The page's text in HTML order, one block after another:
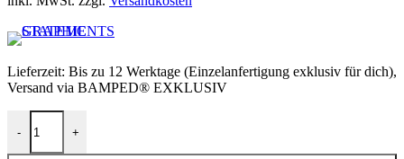
Lieferzeit: Bis zu 12 Werktage (Einzelanfertigung exklusiv für dich),
Versand via BAMPED® EXKLUSIV
-
BAUMWOLLTASCHE "PASTA LOVE" Menge
+